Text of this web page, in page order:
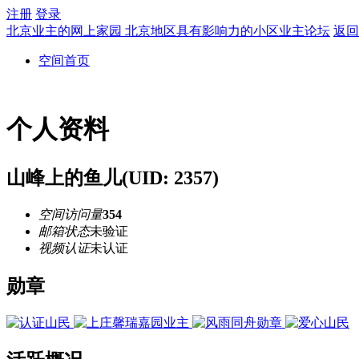
注册 登录
北京业主的网上家园 北京地区具有影响力的小区业主论坛 返
空间首页
个人资料
山峰上的鱼儿(UID: 2357)
空间访问量354
邮箱状态未验证
视频认证未认证
勋章